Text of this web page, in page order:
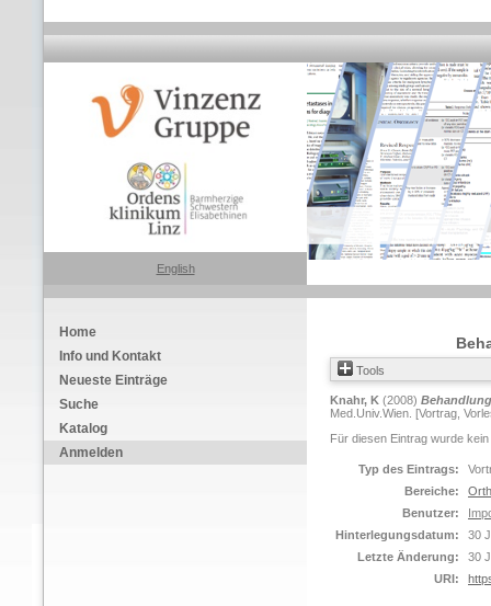
English
Home
Info und Kontakt
Neueste Einträge
Suche
Katalog
Anmelden
Tools
Knahr, K (2008)
Med.Univ.Wien. [Vortrag,
Für diesen Eintrag wurde
Typ des Eintrags:
Bereiche:
Benutzer:
Hinterlegungsdatum:
30
Letzte Änderung:
30
URI: